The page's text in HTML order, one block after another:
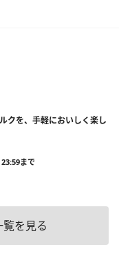
クを、手軽においしく楽し
まで
を見る